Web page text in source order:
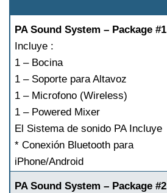
PA Sound System – Package #1
Incluye :
1 – Bocina
1 – Soporte para Altavoz
1 – Microfono (Wireless)
1 – Powered Mixer
El Sistema de sonido PA Incluye
* Conexión Bluetooth para
iPhone/Android
PA Sound System – Package #2